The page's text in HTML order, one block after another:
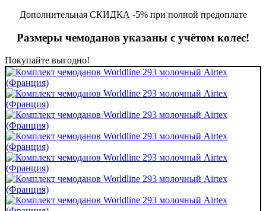
Дополнительная СКИДКА -5% при полной предоплате
Размеры чемоданов указаны с учётом колес!
Покупайте выгодно!